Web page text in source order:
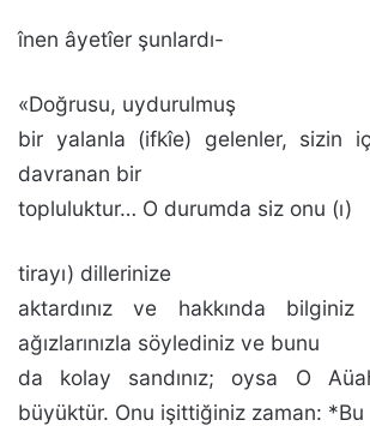
înen âyetîer şunlardı-
«Doğrusu, uydurulmuş
bir yalanla (ifkîe) gelenler, sizin
davranan bir
topluluktur… O durumda siz onu (ı)
tirayı) dillerinize
aktardınız ve hakkında
ağızlarınızla söylediniz ve bunu
da kolay sandınız; oysa O
büyüktür. Onu işittiğiniz zaman: *Bu